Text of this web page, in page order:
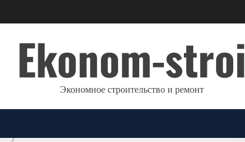
Ekonom-stroi
Экономное строительство и ремонт